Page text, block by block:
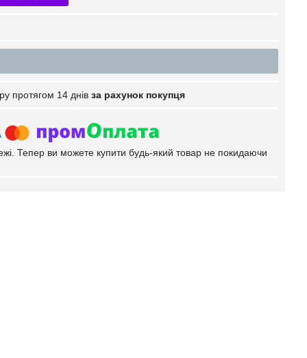
протягом 14 днів за рахунок покупця
Тепер ви можете купити будь-який товар не покидаючи